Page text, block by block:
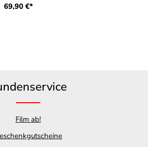
69,90 €*
Film ab!